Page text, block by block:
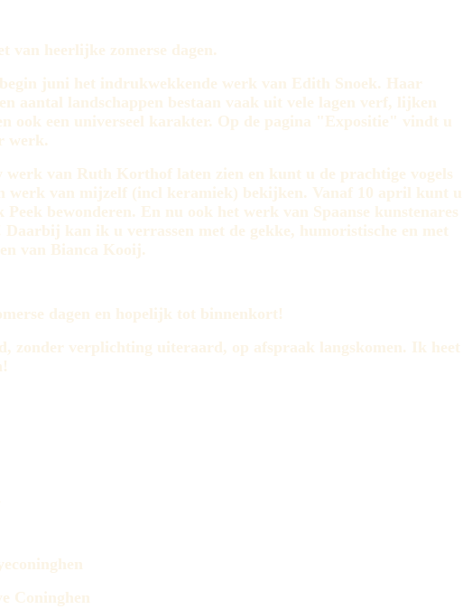
van heerlijke zomerse dagen.
juni het indrukwekkende werk van Edith Snoek. Haar
aantal landschappen bestaan vaak uit vele lagen verf, lijken
ook een universeel karakter. Op de pagina "Expositie" vindt u
werk.
werk van Ruth Korthof laten zien en kunt u de prachtige vogels
werk van mijzelf (incl keramiek) bekijken. Vanaf 10 april kunt u
bewonderen. En nu ook het werk van Spaanse kunstenares
kan ik u verrassen met de gekke, humoristische en met
van Bianca Kooij.
dagen en hopelijk tot binnenkort!
zonder verplichting uiteraard, op afspraak langskomen. Ik heet
Coninghen